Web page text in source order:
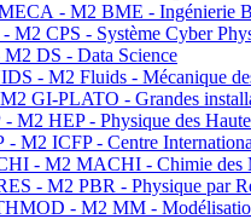
- M2 BME - Ingénierie
M2 CPS - Système Cyber
DS - Data Science
- M2 Fluids - Mécanique
GI-PLATO - Grandes
M2 HEP - Physique des
- M2 ICFP - Centre
- M2 MACHI - Chimie des
- M2 PBR - Physique par
- M2 MM -